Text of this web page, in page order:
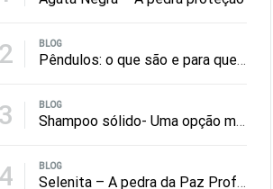
2 BLOG
Pêndulos: o que são e para que servem?
3 BLOG
Shampoo sólido- Uma opção mais amiga do ambiente
4 BLOG
Selenita – A pedra da Paz Profunda